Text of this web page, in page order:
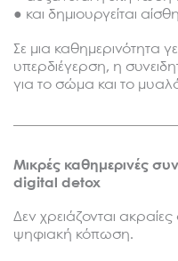
● και δημιουργείται
Σε μια καθημερινότητα
υπερδιέγερση, η
για το σώμα και το
Μικρές καθημερινές
digital detox
Δεν χρειάζονται
ψηφιακή κόπωση.